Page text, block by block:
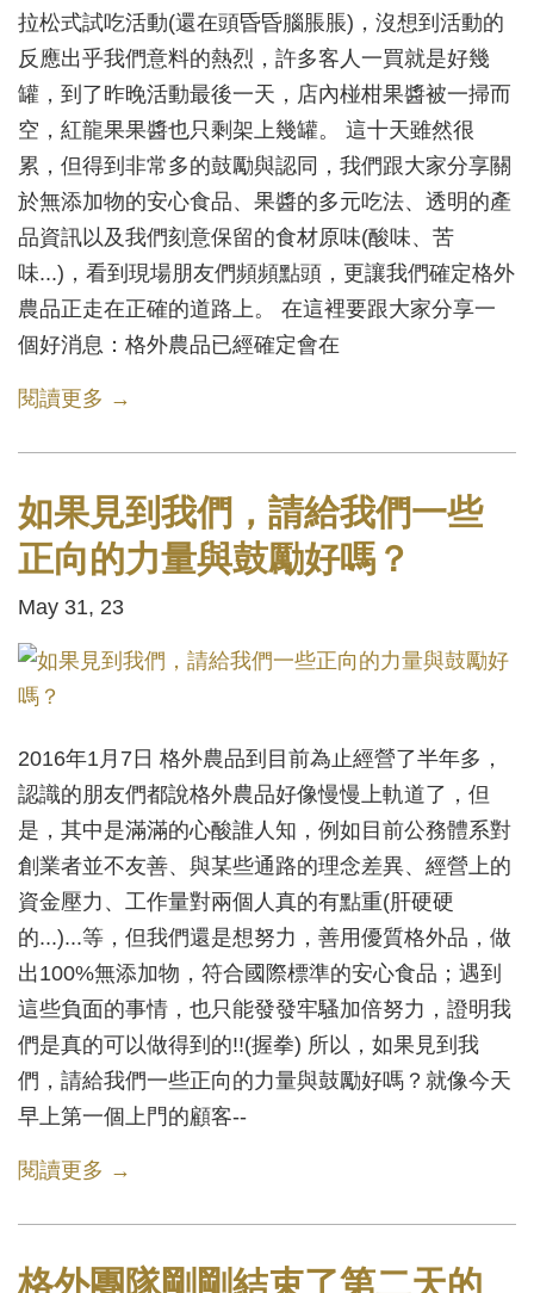
拉松式試吃活動(還在頭昏昏腦脹脹)，沒想到活動的
反應出乎我們意料的熱烈，許多客人一買就是好幾
罐，到了昨晚活動最後一天，店內椪柑果醬被一掃而
空，紅龍果果醬也只剩架上幾罐。 這十天雖然很
累，但得到非常多的鼓勵與認同，我們跟大家分享關
於無添加物的安心食品、果醬的多元吃法、透明的產
品資訊以及我們刻意保留的食材原味(酸味、苦
味...)，看到現場朋友們頻頻點頭，更讓我們確定格外
農品正走在正確的道路上。 在這裡要跟大家分享一
個好消息：格外農品已經確定會在
閱讀更多 →
如果見到我們，請給我們一些
正向的力量與鼓勵好嗎？
May 31, 23
2016年1月7日 格外農品到目前為止經營了半年多，
認識的朋友們都說格外農品好像慢慢上軌道了，但
是，其中是滿滿的心酸誰人知，例如目前公務體系對
創業者並不友善、與某些通路的理念差異、經營上的
資金壓力、工作量對兩個人真的有點重(肝硬硬
的...)...等，但我們還是想努力，善用優質格外品，做
出100%無添加物，符合國際標準的安心食品；遇到
這些負面的事情，也只能發發牢騷加倍努力，證明我
們是真的可以做得到的!!(握拳) 所以，如果見到我
們，請給我們一些正向的力量與鼓勵好嗎？就像今天
早上第一個上門的顧客--
閱讀更多 →
格外團隊剛剛結束了第二天的